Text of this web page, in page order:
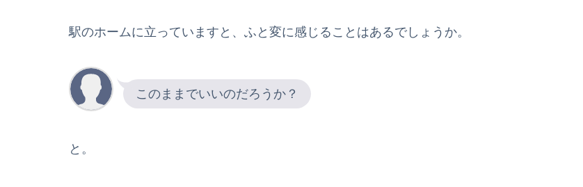
駅のホームに立っていますと、ふと変に感じることはあるでしょうか。
このままでいいのだろうか？
と。